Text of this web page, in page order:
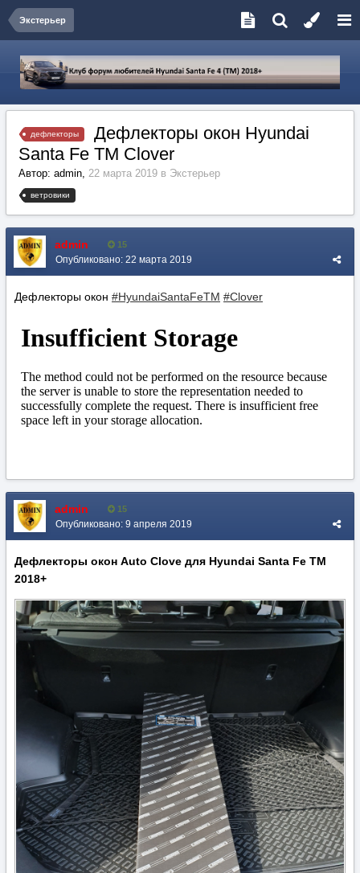
Экстерьер
дефлекторы
Дефлекторы окон Hyundai
Santa Fe TM Clover
Автор: admin, 22 марта 2019 в Экстерьер
ветровики
admin 15
Опубликовано: 22 марта 2019
Дефлекторы окон #HyundaiSantaFeTM #Clover
admin 15
Опубликовано: 9 апреля 2019
Дефлекторы окон Auto Clove для Hyundai Santa Fe TM
2018+